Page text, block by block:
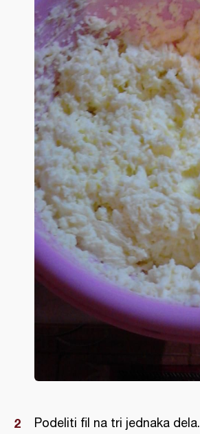
Podeliti fil na tri jednaka dela.